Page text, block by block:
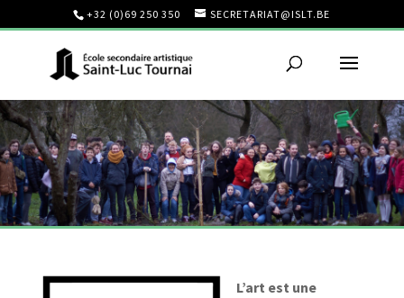
+32 (0)69 250 350 SECRETARIAT@ISLT.BE
L’art est une